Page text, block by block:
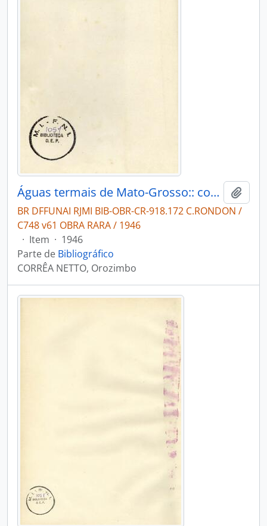
Águas termais de Mato-Grosso:: com estudos "in loco" das fontes de Palmeiras, Baía do Frade e Poíro.
BR DFFUNAI RJMI BIB-OBR-CR-918.172 C.RONDON /
C748 v61 OBRA RARA / 1946
· Item · 1946
Parte de Bibliográfico
CORRÊA NETTO, Orozimbo